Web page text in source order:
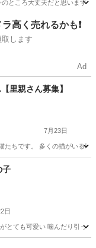
ころ大丈夫だと思います
高く売れるかも❗️
します
Ad
里親さん募集】
7月23日
ちです。 多くの猫がいる
子
日
とても可愛い 噛んだり引っ